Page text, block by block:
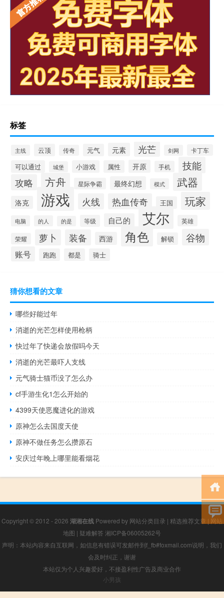
标签
主线 云顶 传奇 元气 元素 光芒 剑网 卡丁车
可以通过 城堡 小游戏 属性 开原 手机 技能
攻略 方舟 星际争霸 最终幻想 模式 武器
洛克 游戏 火线 热血传奇 王国 玩家
电脑 的人 的是 等级 自己的 艾尔 英雄
荣耀 萝卜 装备 西游 角色 解锁 谷物
账号 跑跑 都是 骑士
猜你想看的文章
哪些好能过年
消逝的光芒怎样使用枪柄
快过年了快递会放假吗今天
消逝的光芒最吓人支线
元气骑士猫币没了怎么办
cf手游生化1怎么开始的
4399天使恶魔进化的游戏
原神怎么去国度天使
原神不做任务怎么攒原石
安庆过年晚上哪里能看烟花
Copyright © 2012 - 2026 湖湘在线 Powered by 网站分类目录 | 精选推荐文章 | 网站
地图 | 疑难解答 湘ICP备06005262号
声明：本站内容来自互联网，如信息有错误可发邮件到f_fb#foxmail.com说明，我们
会及时纠正，谢谢
本站仅为个人兴趣爱好，不接盈利性广告及商业合作
小男孩